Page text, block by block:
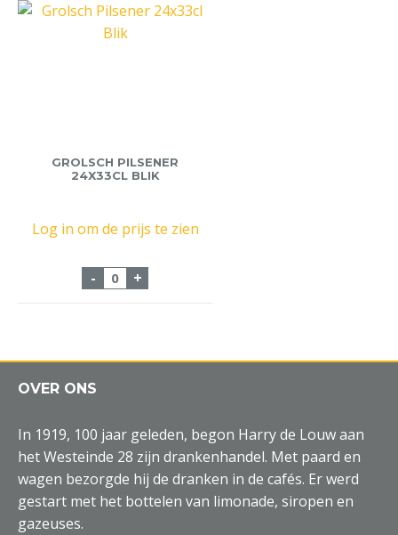
GROLSCH PILSENER
24X33CL BLIK
Log in om de prijs te zien
- Grolsch Pilsener 24x33cl Blik aantal
+
OVER ONS
In 1919, 100 jaar geleden, begon Harry de Louw aan
het Westeinde 28 zijn drankenhandel. Met paard en
wagen bezorgde hij de dranken in de cafés. Er werd
gestart met het bottelen van limonade, siropen en
gazeuses.